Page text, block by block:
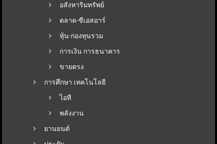
อสังหาริมทรัพย์
ตลาด-ซีเอสอาร์
หุ้น-กองทุนรวม
การเงิน การธนาคาร
ขายตรง
การศึกษา เทคโนโลยี
ไอที
พลังงาน
ยานยนต์